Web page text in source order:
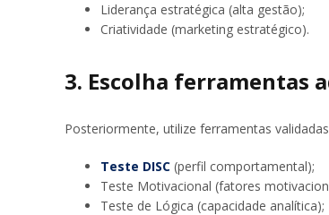
Liderança estratégica (alta gestão);
Criatividade (marketing estratégico).
3. Escolha ferramentas
Posteriormente, utilize ferramentas
Teste DISC (perfil comportamental);
Teste Motivacional (fatores
Teste de Lógica (capacidade analítica);